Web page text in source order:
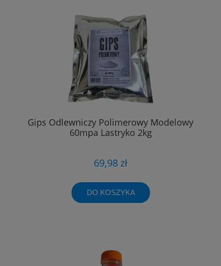
Gips Odlewniczy Polimerowy Modelowy
60mpa Lastryko 2kg
69,98 zł
DO KOSZYKA